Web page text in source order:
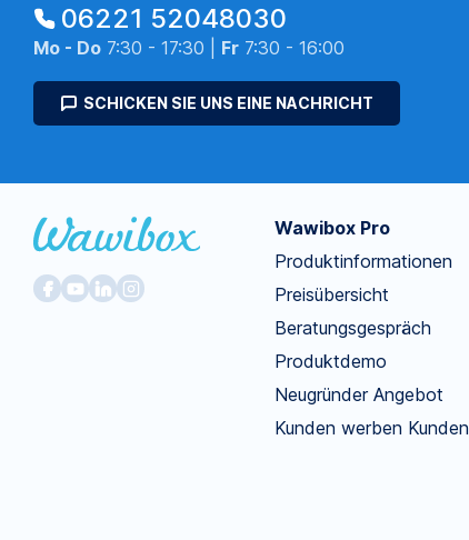
06221 52048030
Mo - Do 7:30 - 17:30 | Fr 7:30 - 16:00
SCHICKEN SIE UNS EINE NACHRICHT
Wawibox Pro
Produktinformationen
Preisübersicht
Beratungsgespräch
Produktdemo
Neugründer Angebot
Kunden werben Kunden